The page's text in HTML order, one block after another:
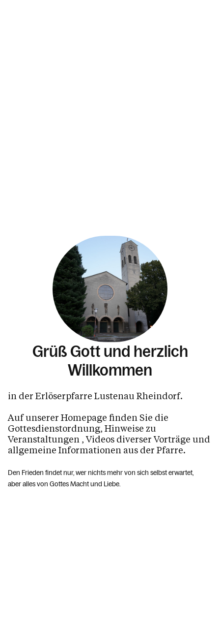
Grüß Gott und herzlich
Willkommen
in der Erlöserpfarre Lustenau Rheindorf.
Auf unserer Homepage finden Sie die
Gottesdienstordnung, Hinweise zu
Veranstaltungen , Videos diverser Vorträge und
allgemeine Informationen aus der Pfarre.
Den Frieden findet nur, wer nichts mehr von sich selbst erwartet,
aber alles von Gottes Macht und Liebe.